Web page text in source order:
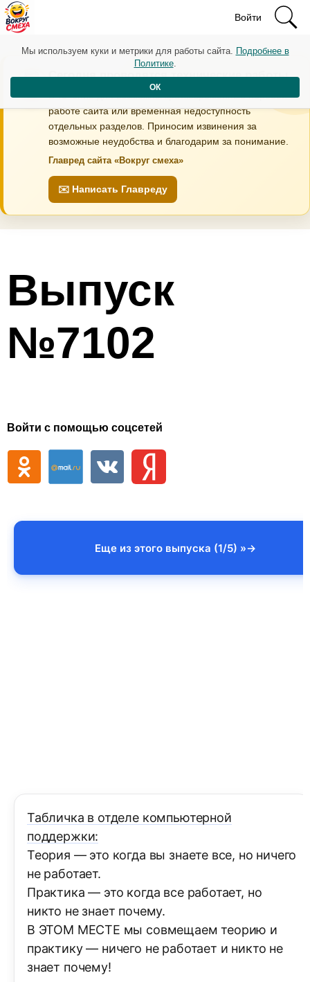
Войти
Сегодня проводятся технические работы
В течение дня возможны кратковременные перебои в
работе сайта или временная недоступность
отдельных разделов. Приносим извинения за
возможные неудобства и благодарим за понимание.
Главред сайта «Вокруг смеха»
✉️ Написать Главреду
Выпуск
№7102
Войти с помощью соцсетей
Еще из этого выпуска (1/5) »
Табличка в отделе компьютерной
поддержки:
Теория — это когда вы знаете все, но ничего
не работает.
Практика — это когда все работает, но
никто не знает почему.
В ЭТОМ МЕСТЕ мы совмещаем теорию и
практику — ничего не работает и никто не
знает почему!
Мы используем куки и метрики для работы сайта. Подробнее в
Политике.
ОК